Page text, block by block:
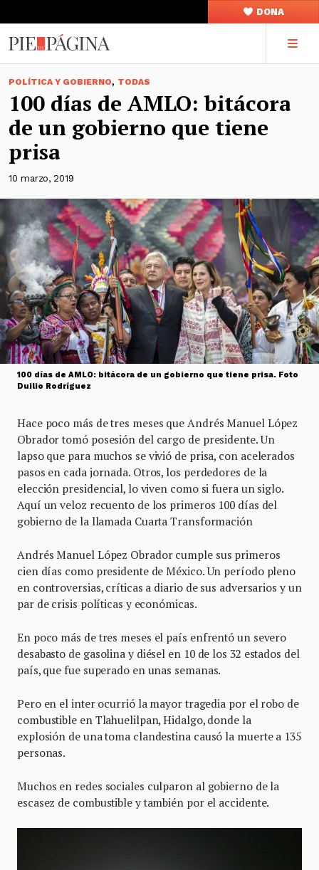
DONA
POLÍTICA Y GOBIERNO, TODAS
100 días de AMLO: bitácora
de un gobierno que tiene
prisa
10 marzo, 2019
100 días de AMLO: bitácora de un gobierno que tiene prisa. Foto
Duilio Rodríguez
Hace poco más de tres meses que Andrés Manuel López
Obrador tomó posesión del cargo de presidente. Un
lapso que para muchos se vivió de prisa, con acelerados
pasos en cada jornada. Otros, los perdedores de la
elección presidencial, lo viven como si fuera un siglo.
Aquí un veloz recuento de los primeros 100 días del
gobierno de la llamada Cuarta Transformación
Andrés Manuel López Obrador cumple sus primeros
cien días como presidente de México. Un período pleno
en controversias, críticas a diario de sus adversarios y un
par de crisis políticas y económicas.
En poco más de tres meses el país enfrentó un severo
desabasto de gasolina y diésel en 10 de los 32 estados del
país, que fue superado en unas semanas.
Pero en el inter ocurrió la mayor tragedia por el robo de
combustible en Tlahuelilpan, Hidalgo, donde la
explosión de una toma clandestina causó la muerte a 135
personas.
Muchos en redes sociales culparon al gobierno de la
escasez de combustible y también por el accidente.